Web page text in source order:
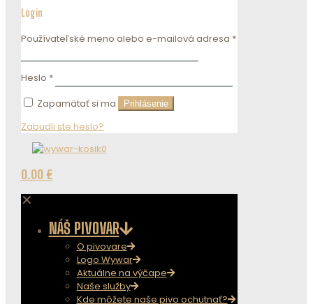
Login
Používateľské meno alebo e-mailová adresa *
Heslo *
Zapamätať si ma
Prihlásenie
Zabudli ste heslo?
0
0.00 €
✕
NÁŠ PIVOVAR
O pivovare
Logo Wywar
Aktuálne na výčape
Naše služby
Kde môžete naše pivo ochutnať?